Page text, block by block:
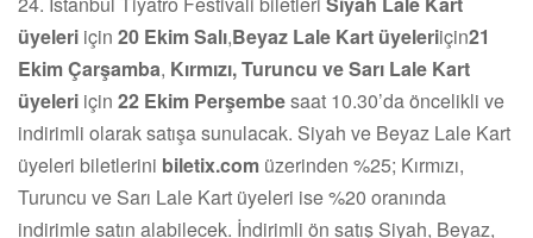
üyeleri için 20 Ekim Salı,Beyaz Lale Kart üyeleriiçin21
Ekim Çarşamba, Kırmızı, Turuncu ve Sarı Lale Kart
üyeleri için 22 Ekim Perşembesaat 10.30’da öncelikli ve
indirimli olarak satışa sunulacak. Siyah ve Beyaz Lale Kart
üyeleri biletlerini biletix.com üzerinden %25; Kırmızı,
Turuncu ve Sarı Lale Kart üyeleri ise %20 oranında
indirimle satın alabilecek. İndirimli ön satış Siyah, Beyaz,